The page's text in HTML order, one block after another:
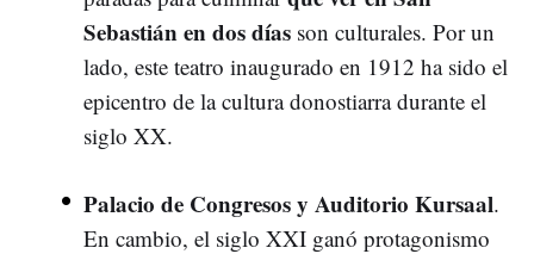
Sebastián en dos días son culturales. Por un
lado, este teatro inaugurado en 1912 ha sido el
epicentro de la cultura donostiarra durante el
siglo XX.
Palacio de Congresos y Auditorio Kursaal.
En cambio, el siglo XXI ganó protagonismo